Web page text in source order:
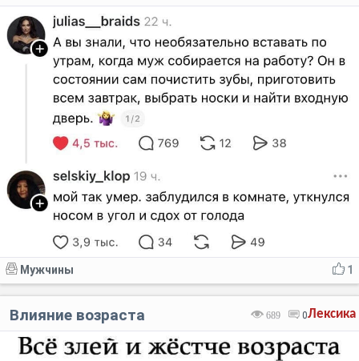
1
Мужчины
Лексика
689 0
Влияние возраста